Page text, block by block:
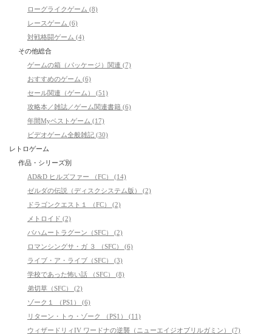
ローグライクゲーム (8)
レースゲーム (6)
対戦格闘ゲーム (4)
その他総合
ゲームの箱（パッケージ）関連 (7)
おすすめのゲーム (6)
セール関連（ゲーム） (51)
攻略本／雑誌／ゲーム関連書籍 (6)
年間Myベストゲーム (17)
ビデオゲーム全般雑記 (30)
レトロゲーム
作品・シリーズ別
AD&D ヒルズファー （FC） (14)
ゼルダの伝説（ディスクシステム版） (2)
ドラゴンクエスト１ （FC） (2)
メトロイド (2)
バハムートラグーン（SFC） (2)
ロマンシングサ・ガ ３ （SFC） (6)
ライブ・ア・ライブ（SFC） (3)
学校であった怖い話 （SFC） (8)
弟切草（SFC） (2)
ゾーク１ （PS1） (6)
リターン・トゥ・ゾーク （PS1） (11)
ウィザードリィIV ワードナの逆襲（ニューエイジオブリルガミン） (7)